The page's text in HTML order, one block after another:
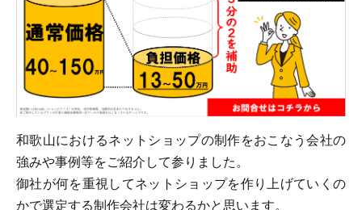
和歌山におけるネットショップの制作をおこなう会社の
強みや事例等をご紹介して参りました。
御社が何を重視してネットショップを作り上げていくの
かで選定する制作会社は変わるかと思います。